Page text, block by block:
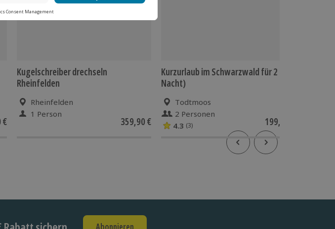
€
Kugelschreiber drechseln
Rheinfelden
Rheinfelden
1 Person
359,90 €
Kurzurlaub im Schwarzwald für 2 (1
Nacht)
Todtmoos
2 Personen
4.3 (3) 199,90 €